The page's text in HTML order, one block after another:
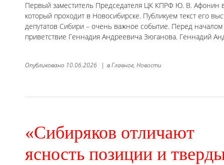
Первый заместитель Председателя ЦК КПРФ Ю. В. Афонин
который проходит в Новосибирске. Публикуем текст его
депутатов Сибири – очень важное событие. Перед
приветствие Геннадия Андреевича Зюганова. Геннадий
Опубликовано 10.06.2026 | вГлавное, Новости
«Сибиряков отличают
ясность позиции и